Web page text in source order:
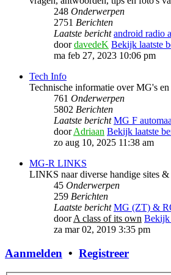
248 Onderwerpen
2751 Berichten
Laatste bericht android radio
doordavedeK Bekijk laatste
ma feb 27, 2023 10:06 pm
Tech Info
Technische informatie over MG's en
761 Onderwerpen
5802 Berichten
Laatste bericht MG F
doorAdriaan Bekijk laatste
zo aug 10, 2025 11:38 am
MG-R LINKS
LINKS naar diverse handige sites
45 Onderwerpen
259 Berichten
Laatste bericht MG (ZT) &
doorA class of its own Bekijk
za mar 02, 2019 3:35 pm
Aanmelden • Registreer